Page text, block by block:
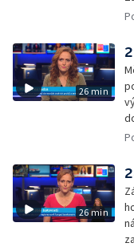
26 min
26 min